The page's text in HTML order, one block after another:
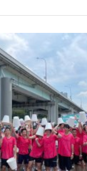
의가 5월 29일 개최됐다.
결기구다. 출범 11년이 지